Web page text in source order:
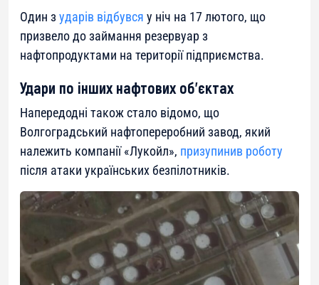
Один зударів відбувся у ніч на 17 лютого, що
призвело до займання резервуар з
нафтопродуктами на території підприємства.
Удари по інших нафтових об’єктах
Напередодні також стало відомо, що
Волгоградський нафтопереробний завод, який
належить компанії «Лукойл», призупинив роботу
після атаки українських безпілотників.